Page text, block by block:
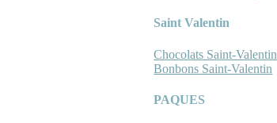
Saint Valentin
Chocolats Saint-Valentin
Bonbons Saint-Valentin
PAQUES